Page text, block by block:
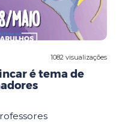
1082 visualizações
é tema de